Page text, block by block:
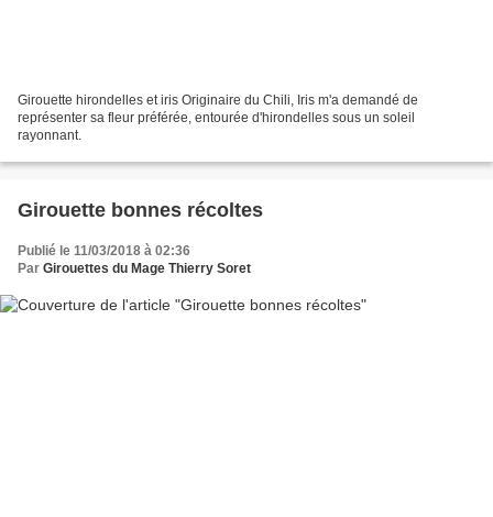
Girouette hirondelles et iris Originaire du Chili, Iris m'a demandé de
représenter sa fleur préférée, entourée d'hirondelles sous un soleil
rayonnant.
Girouette bonnes récoltes
Publié le 11/03/2018 à 02:36
Par Girouettes du Mage Thierry Soret